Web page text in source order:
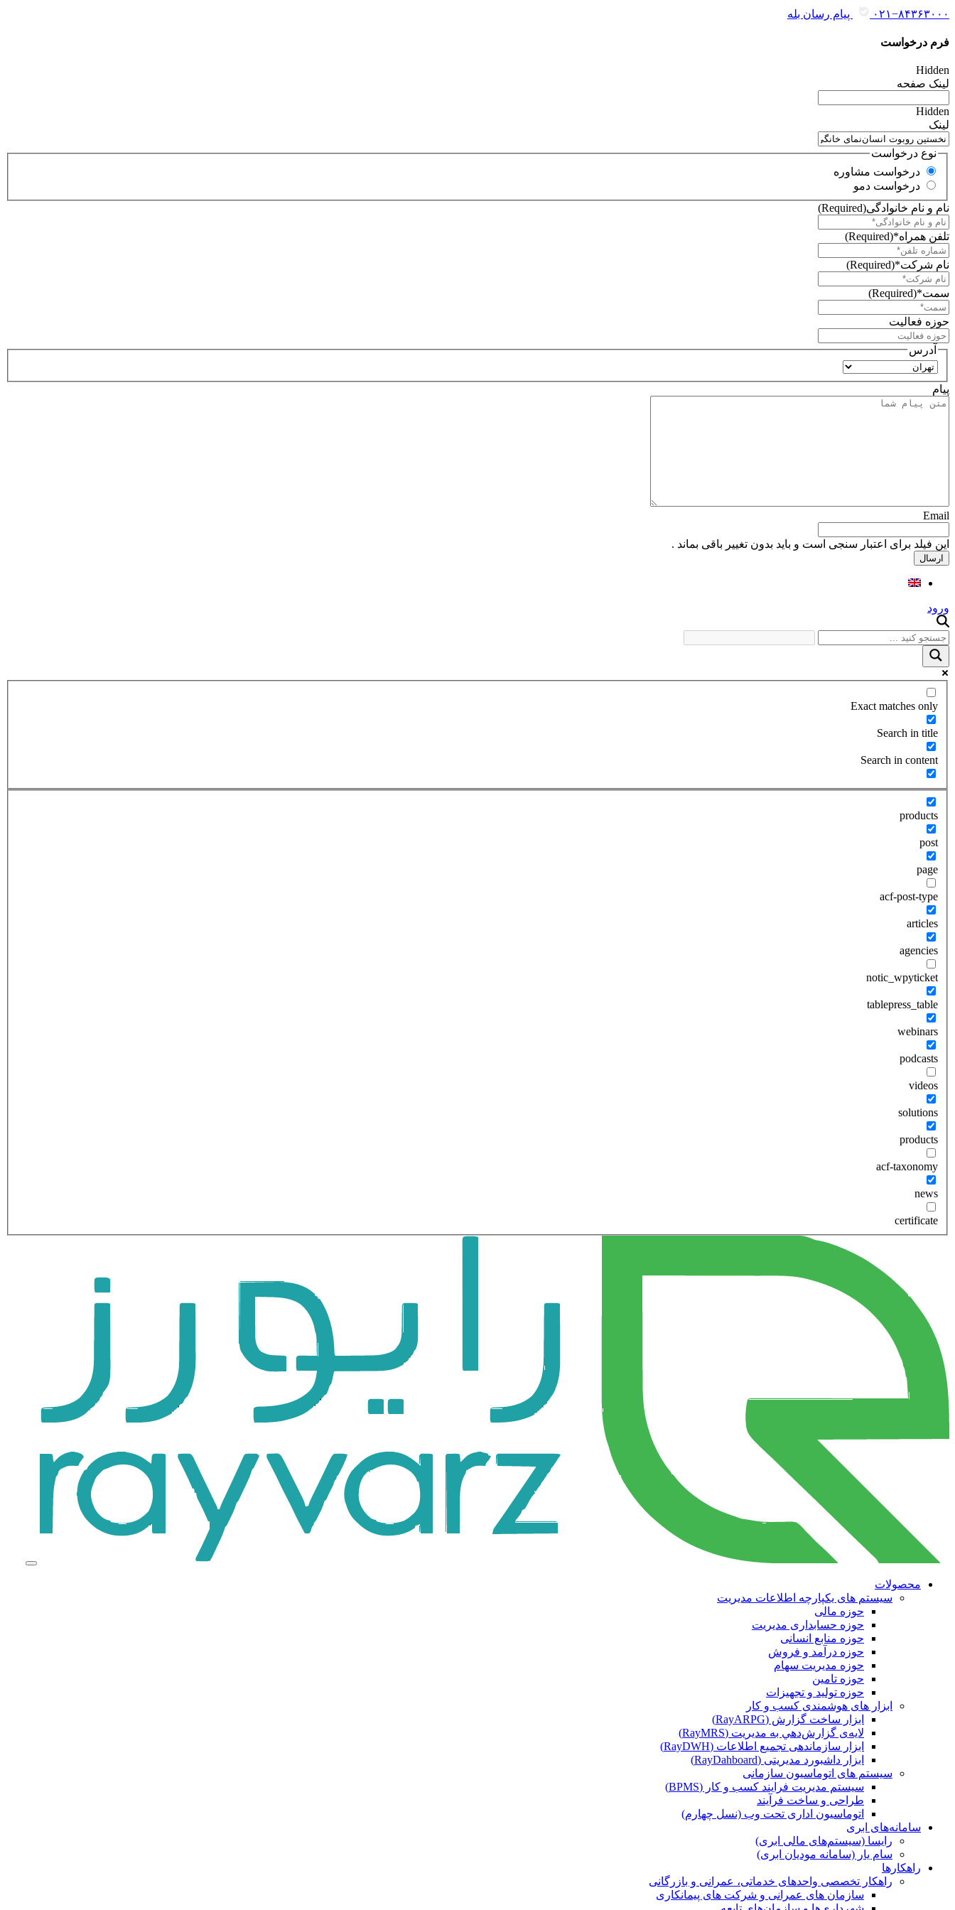
۰۲۱−۸۴۳۶۳۰۰۰ پیام رسان بله
فرم درخواست
Hidden
لینک صفحه
Hidden
لینک
نوع درخواست
درخواست مشاوره
درخواست دمو
نام و نام خانوادگی(Required)
تلفن همراه*(Required)
نام شرکت*(Required)
سمت*(Required)
حوزه فعالیت
آدرس
استان
پیام
Email
این فیلد برای اعتبار سنجی است و باید بدون تغییر باقی بماند .
ورود
Exact matches only
Search in title
Search in content
products
post
page
acf-post-type
articles
agencies
notic_wpyticket
tablepress_table
webinars
podcasts
videos
solutions
products
acf-taxonomy
news
certificate
محصولات
سیستم های یکپارچه اطلاعات مدیریت
حوزه مالی
حوزه حسابداری مدیریت
حوزه منابع انسانی
حوزه درآمد و فروش
حوزه مدیریت سهام
حوزه تامین
حوزه تولید و تجهیزات
ابزار های هوشمندی کسب و کار
ابزار ساخت گزارش (RayARPG)
لایه‌ی گزارش‌دهي به مديريت (RayMRS)
ابزار سازماندهی تجمیع اطلاعات (RayDWH)
ابزار داشبورد مدیریتی (RayDahboard)
سیستم های اتوماسیون سازمانی
سیستم مدیریت فرایند کسب و کار (BPMS)
طراحی و ساخت فرآیند
اتوماسیون اداری تحت وب (نسل چهارم)
سامانه‌های ابری
رایسا (سیستم‌های مالی ابری)
سام یار (سامانه مودیان ابری)
راهکارها
راهکار تخصصی واحدهای خدماتی، عمرانی و بازرگانی
سازمان های عمرانی و شرکت های پیمانکاری